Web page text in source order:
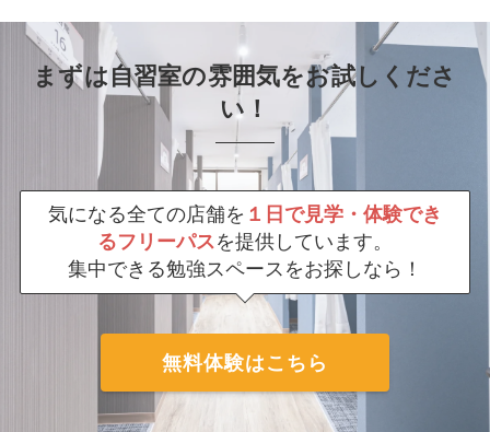
まずは自習室の雰囲気をお試しくださ
い！
気になる全ての店舗を １日で見学・体験でき
るフリーパスを提供しています。
集中できる勉強スペースをお探しなら！
無料体験はこちら